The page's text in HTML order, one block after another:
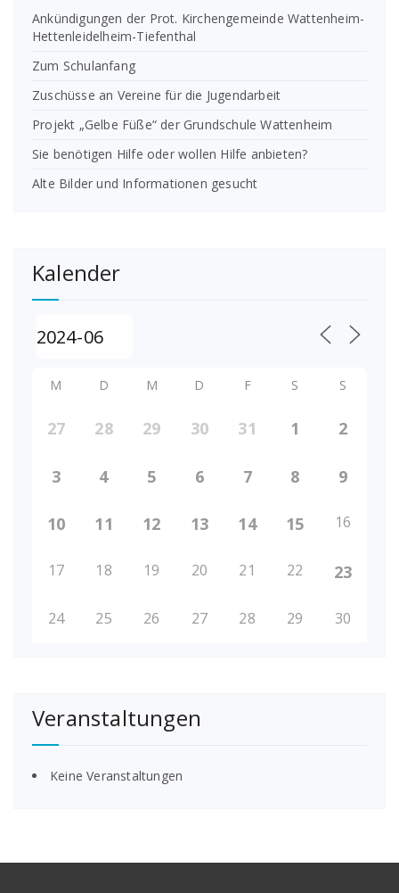
Ankündigungen der Prot. Kirchengemeinde Wattenheim-
Hettenleidelheim-Tiefenthal
Zum Schulanfang
Zuschüsse an Vereine für die Jugendarbeit
Projekt „Gelbe Füße“ der Grundschule Wattenheim
Sie benötigen Hilfe oder wollen Hilfe anbieten?
Alte Bilder und Informationen gesucht
Kalender
M D M D F S S
27 28 29 30 31 1 2
3 4 5 6 7 8 9
10 11 12 13 14 15 16
17 18 19 20 21 22 23
24 25 26 27 28 29 30
Veranstaltungen
Keine Veranstaltungen